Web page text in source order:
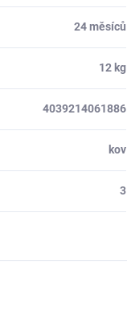
24 měsíců
12 kg
4039214061886
kov
3